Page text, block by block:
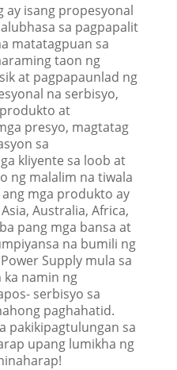
ay isang propesyonal
sa pagpapalit
matatagpuan sa
taon ng
at pagpapaunlad ng
na serbisyo,
at
presyo, magtatag
sa
kliyente sa loob at
ng malalim na tiwala
mga produkto ay
Australia, Africa,
pang mga bansa at
na bumili ng
Supply mula sa
ka namin ng
serbisyo sa
paghahatid.
pakikipagtulungan sa
upang lumikha ng